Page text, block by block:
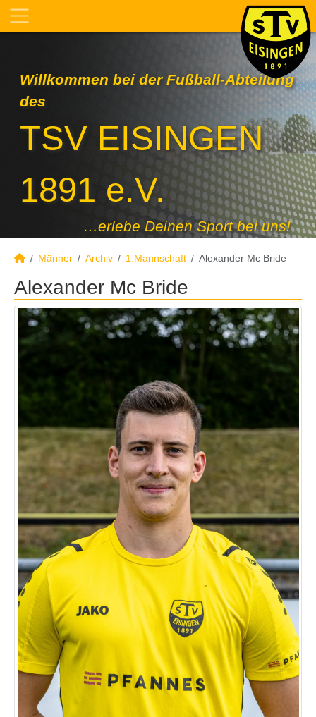
Willkommen bei der Fußball-Abteilung
des
TSV EISINGEN
1891 e.V.
…erlebe Deinen Sport bei uns!
Männer Archiv 1.Mannschaft Alexander Mc Bride
Alexander Mc Bride